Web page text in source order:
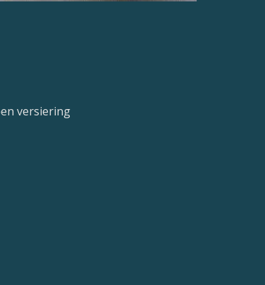
versiering